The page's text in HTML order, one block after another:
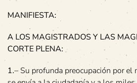
MANIFIESTA:
A LOS MAGISTRADOS Y LAS
CORTE PLENA:
1.– Su profunda preocupación por